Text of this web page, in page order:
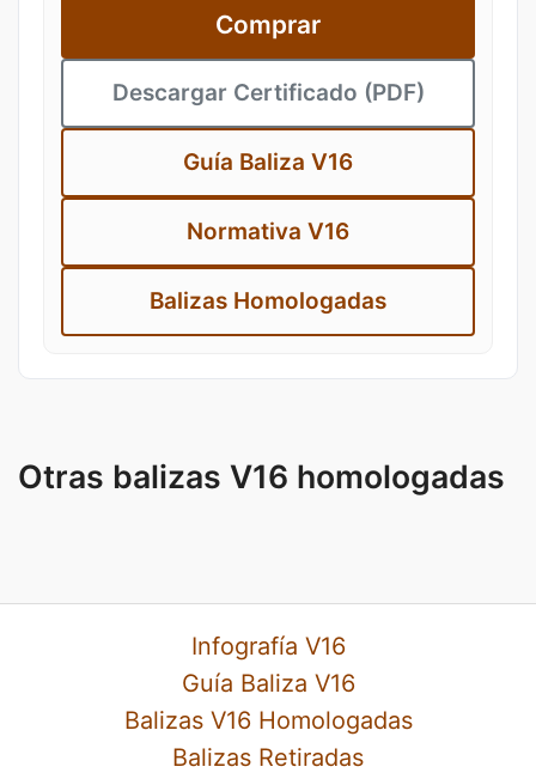
Comprar
Descargar Certificado (PDF)
Guía Baliza V16
Normativa V16
Balizas Homologadas
Otras balizas V16 homologadas
Infografía V16
Guía Baliza V16
Balizas V16 Homologadas
Balizas Retiradas